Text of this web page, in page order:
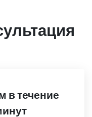
в течение